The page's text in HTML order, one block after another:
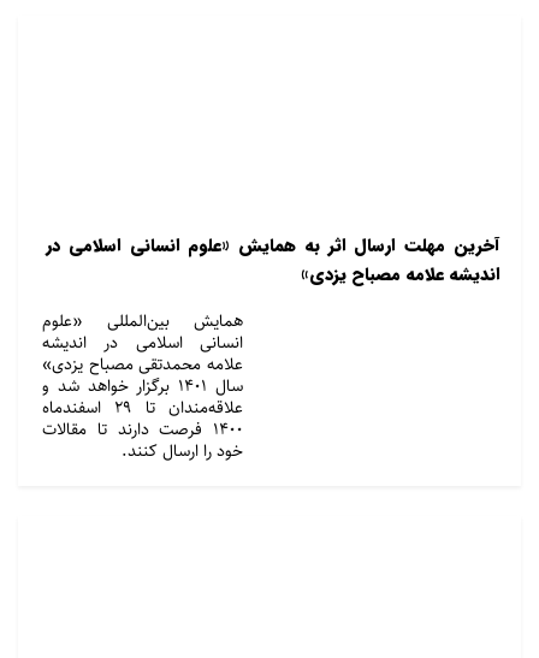
آخرین مهلت ارسال اثر به همایش «علوم انسانی اسلامی در
اندیشه علامه مصباح یزدی»
همایش بین‌المللی «علوم
انسانی اسلامی در اندیشه
علامه محمدتقی مصباح یزدی»
سال ۱۴۰۱ برگزار خواهد شد و
علاقه‌مندان تا ۲۹ اسفندماه
۱۴۰۰ فرصت دارند تا مقالات
خود را ارسال کنند.